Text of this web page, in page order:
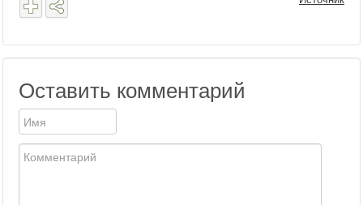
Оставить комментарий